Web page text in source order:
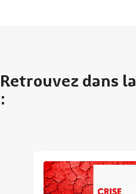
Retrouvez dans
: